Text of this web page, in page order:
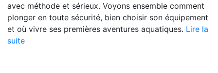
avec méthode et sérieux. Voyons ensemble comment
plonger en toute sécurité, bien choisir son équipement
et où vivre ses premières aventures aquatiques. Lire la
suite